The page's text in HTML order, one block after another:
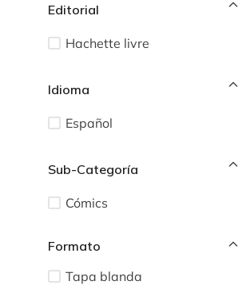
Editorial
Hachette livre
Idioma
Español
Sub-Categoría
Cómics
Tapa blanda